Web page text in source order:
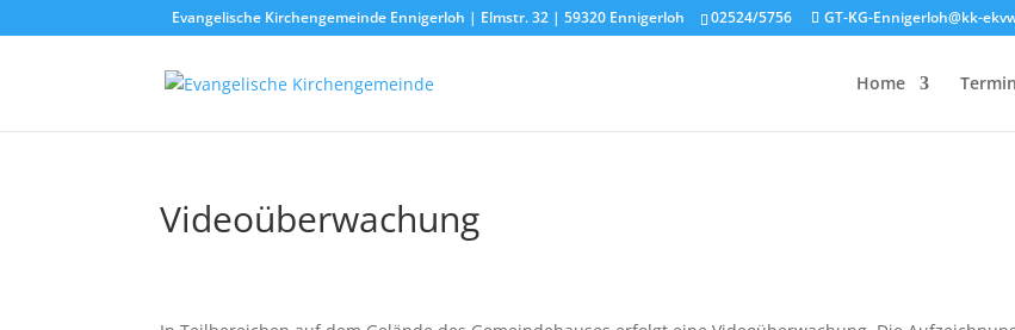
Evangelische Kirchengemeinde Ennigerloh | Elmstr. 32 | 59320 Ennigerloh 02524/5756 GT-KG-Ennigerloh@kk-
Home
Videoüberwachung